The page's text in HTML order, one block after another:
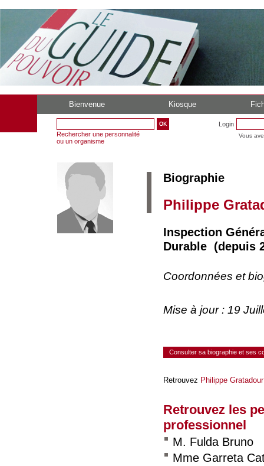
Bienvenue Kiosque
Rechercher une personnalité
ou un organisme
Login
Vous
Biographie
Philippe
Inspection
Durable (depuis
Coordonnées et
Mise à jour : 19
Consulter sa biographie et ses
Retrouvez Philippe Gratadour
Retrouvez les
professionnel
M. Fulda Bruno
Mme Garreta